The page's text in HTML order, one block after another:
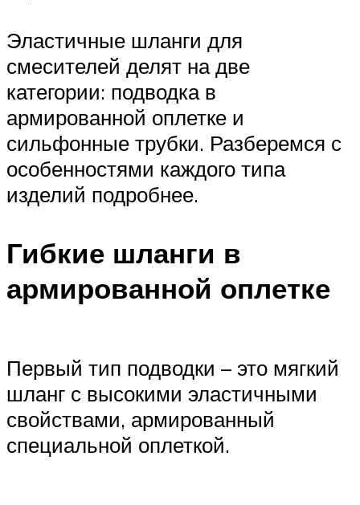
Эластичные шланги для
смесителей делят на две
категории: подводка в
армированной оплетке и
сильфонные трубки. Разберемся с
особенностями каждого типа
изделий подробнее.
Гибкие шланги в
армированной оплетке
Первый тип подводки – это мягкий
шланг с высокими эластичными
свойствами, армированный
специальной оплеткой.